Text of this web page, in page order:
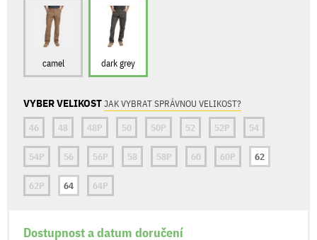
camel dark grey
VYBER VELIKOSTJAK VYBRAT SPRÁVNOU VELIKOST?
46
48 48P 50 50P 52 52P 54
54P 56 56P 58 58P 60 60P 62
62P 64 64P
Dostupnost a datum doručení